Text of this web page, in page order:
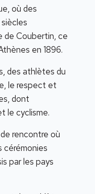
où des
de Coubertin, ce
en 1896.
des athlètes du
le respect et
dont
le cyclisme.
rencontre où
par les pays